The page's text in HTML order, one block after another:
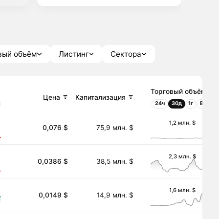
объём Листинг Сектора
Цена Капитализация
Торговый объём
24ч 30д 1г Всё
0,076 $ 75,9 млн. $
1,2 млн. $
0,0386 $ 38,5 млн. $
2,3 млн. $
0,0149 $ 14,9 млн. $
1,6 млн. $